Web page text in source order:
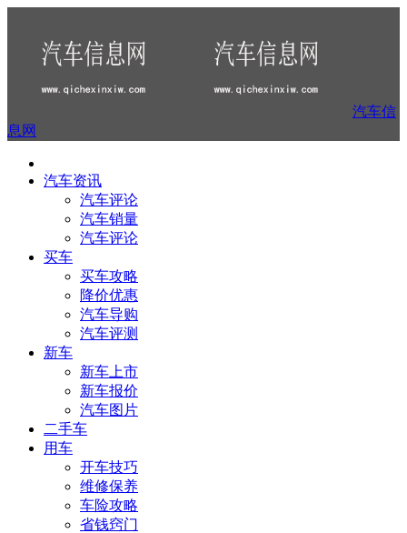
汽车信
息网
汽车资讯
汽车评论
汽车销量
汽车评论
买车
买车攻略
降价优惠
汽车导购
汽车评测
新车
新车上市
新车报价
汽车图片
二手车
用车
开车技巧
维修保养
车险攻略
省钱窍门